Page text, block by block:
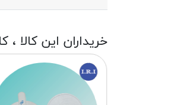
خریداران این کالا ،